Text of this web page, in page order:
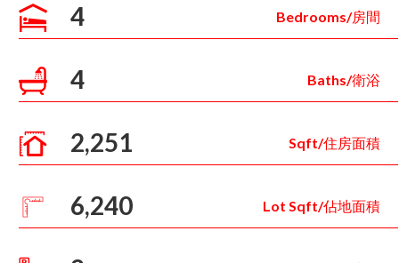
4 Bedrooms/房間
4 Baths/衛浴
2,251 Sqft/住房面積
6,240 Lot Sqft/佔地面積